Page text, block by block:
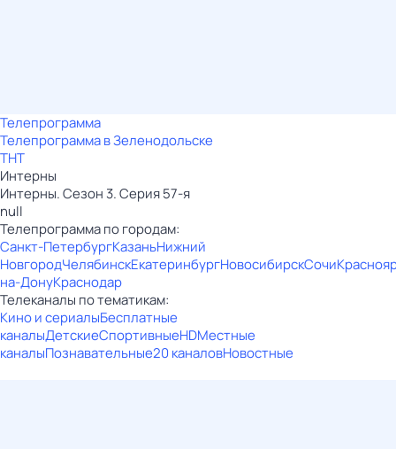
Телепрограмма
Телепрограмма в Зеленодольске
ТНТ
Интерны
Интерны. Сезон 3. Серия 57-я
null
Телепрограмма по городам:
Санкт-ПетербургКазаньНижний
НовгородЧелябинскЕкатеринбургНовосибирскСочи
на-ДонуКраснодар
Телеканалы по тематикам:
Кино и сериалыБесплатные
каналыДетскиеСпортивныеHDМестные
каналыПознавательные20 каналовНовостные